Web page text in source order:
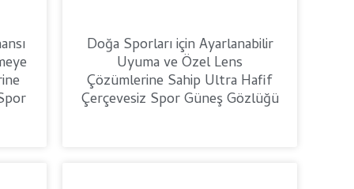
Doğa Sporları için Ayarlanabilir
Uyuma ve Özel Lens
Çözümlerine Sahip Ultra Hafif
Çerçevesiz Spor Güneş Gözlüğü